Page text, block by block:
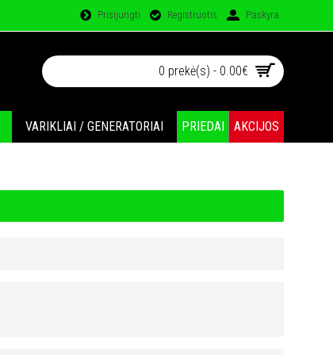
Prisijungti Registruotis Paskyra
0 prekė(s) - 0.00€
VARIKLIAI / GENERATORIAI PRIEDAI AKCIJOS